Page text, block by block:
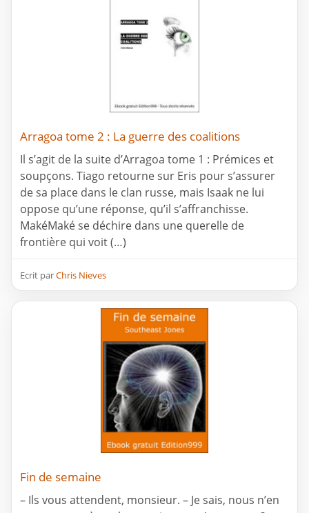
Arragoa tome 2 : La guerre des coalitions
Il s’agit de la suite d’Arragoa tome 1 : Prémices et
soupçons. Tiago retourne sur Eris pour s’assurer
de sa place dans le clan russe, mais Isaak ne lui
oppose qu’une réponse, qu’il s’affranchisse.
MakéMaké se déchire dans une querelle de
frontière qui voit (…)
Ecrit parChris Nieves
Fin de semaine
– Ils vous attendent, monsieur. – Je sais, nous n’en